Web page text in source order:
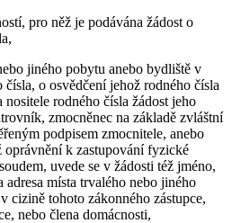
pro něž je podávána žádost o
jiného pobytu anebo bydliště v
čísla, o osvědčení jehož rodného čísla
nositele rodného čísla žádost jeho
zmocněnec na základě zvláštní
podpisem zmocnitele, anebo
oprávnění k zastupování fyzické
uvede se v žádosti též jméno,
místa trvalého nebo jiného
cizině tohoto zákonného zástupce,
nebo člena domácnosti,